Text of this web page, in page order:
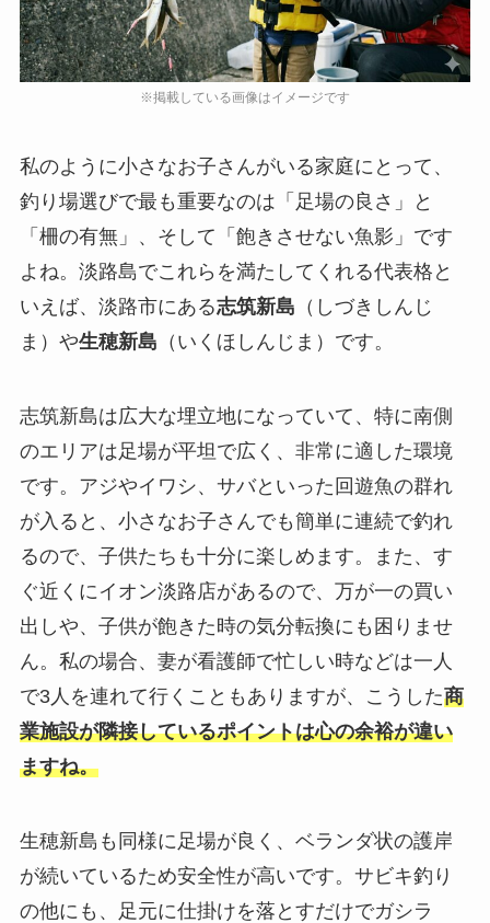
私のように小さなお子さんがいる家庭にとって、
釣り場選びで最も重要なのは「足場の良さ」と
「柵の有無」、そして「飽きさせない魚影」です
よね。淡路島でこれらを満たしてくれる代表格と
いえば、淡路市にある志筑新島 （しづきしんじ
ま）や生穂新島 （いくほしんじま）です。
志筑新島は広大な埋立地になっていて、特に南側
のエリアは足場が平坦で広く、非常に適した環境
です。アジやイワシ、サバといった回遊魚の群れ
が入ると、小さなお子さんでも簡単に連続で釣れ
るので、子供たちも十分に楽しめます。また、す
ぐ近くにイオン淡路店があるので、万が一の買い
出しや、子供が飽きた時の気分転換にも困りませ
ん。私の場合、妻が看護師で忙しい時などは一人
で3人を連れて行くこともありますが、こうした商
業施設が隣接しているポイントは心の余裕が違い
ますね。
生穂新島も同様に足場が良く、ベランダ状の護岸
が続いているため安全性が高いです。サビキ釣り
の他にも、足元に仕掛けを落とすだけでガシラ